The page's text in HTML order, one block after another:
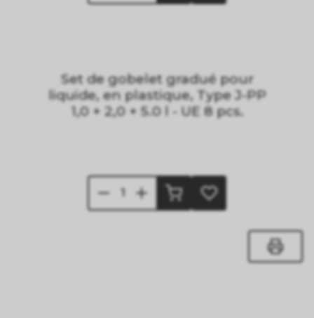
Set de gobelet gradué pour
liquide, en plastique, Type J-PP
1,0 + 2,0 + 5.0 l - UE 8 pcs.